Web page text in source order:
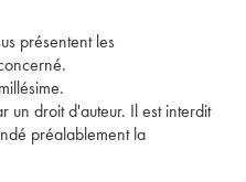
présentent les
un droit d'auteur. Il est interdit
préalablement la